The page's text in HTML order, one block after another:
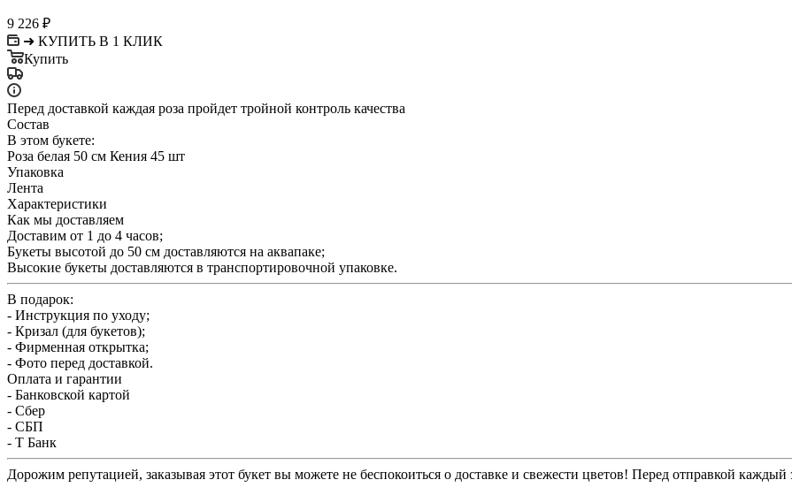
9 226 ₽
➜ КУПИТЬ В 1 КЛИК
Купить
Перед доставкой каждая роза пройдет тройной контроль качества
Состав
В этом букете:
Роза белая 50 см Кения 45 шт
Упаковка
Лента
Характеристики
Как мы доставляем
Доставим от 1 до 4 часов;
Букеты высотой до 50 см доставляются на аквапаке;
Высокие букеты доставляются в транспортировочной упаковке.
В подарок:
- Инструкция по уходу;
- Кризал (для букетов);
- Фирменная открытка;
- Фото перед доставкой.
Оплата и гарантии
- Банковской картой
- Сбер
- СБП
- Т Банк
Дорожим репутацией, заказывая этот букет вы можете не беспокоиться о доставке и свежести цветов! Перед отправкой каждый